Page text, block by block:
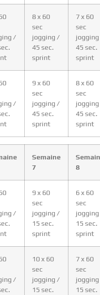
/
8 x 60
sec
jogging /
45 sec.
sprint
7 x 60
sec
45 sec.
sprint
/
9 x 60
sec
jogging /
45 sec.
sprint
8 x 60
sec
45 sec.
sprint
Semaine
7
8
/
9 x 60
sec
jogging /
15 sec.
sprint
6 x 60
sec
15 sec.
sprint
/
10 x 60
sec
jogging /
15 sec.
7 x 60
sec
15 sec.